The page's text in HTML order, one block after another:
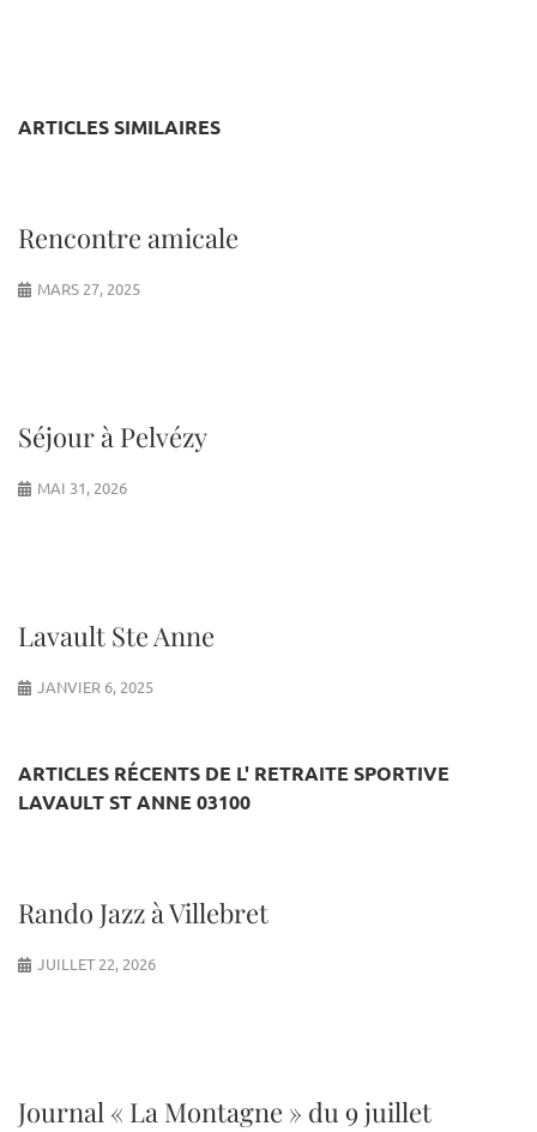
ARTICLES SIMILAIRES
Rencontre amicale
MARS 27, 2025
Séjour à Pelvézy
MAI 31, 2026
Lavault Ste Anne
JANVIER 6, 2025
ARTICLES RÉCENTS DE L' RETRAITE SPORTIVE
LAVAULT ST ANNE 03100
Rando Jazz à Villebret
JUILLET 22, 2026
Journal « La Montagne » du 9 juillet